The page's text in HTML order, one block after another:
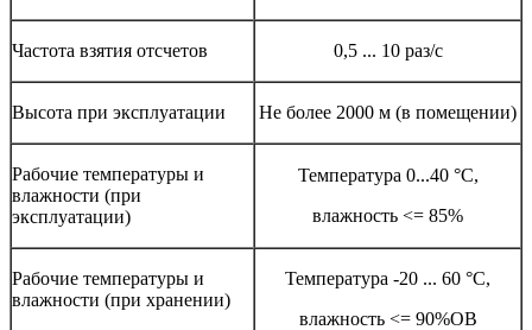
Частота взятия отсчетов 0,5 ... 10 раз/с
Высота при эксплуатации Не более 2000 м (в помещении)
Рабочие температуры и
влажности (при
эксплуатации)
Температура 0...40 °C,
влажность <= 85%
Рабочие температуры и
влажности (при хранении)
Температура -20 ... 60 °C,
влажность <= 90%ОВ